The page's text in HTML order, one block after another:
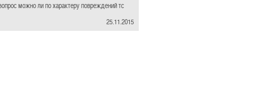
можно ли по характеру повреждений тс
25.11.2015